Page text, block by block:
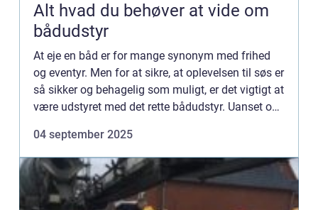
Alt hvad du behøver at vide om
bådudstyr
At eje en båd er for mange synonym med frihed
og eventyr. Men for at sikre, at oplevelsen til søs er
så sikker og behagelig som muligt, er det vigtigt at
være udstyret med det rette bådudstyr. Uanset om
04 september 2025